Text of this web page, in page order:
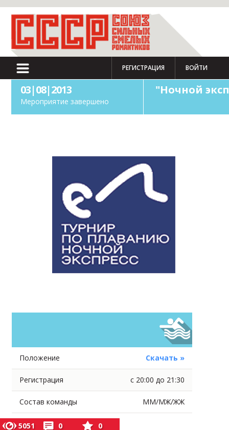
РЕГИСТРАЦИЯ ВОЙТИ
03|08|2013
Мероприятие завершено
"Ночной
Положение Скачать »
Регистрация с 20:00 до 21:30
Состав команды ММ/МЖ/ЖЖ
5051 0 0